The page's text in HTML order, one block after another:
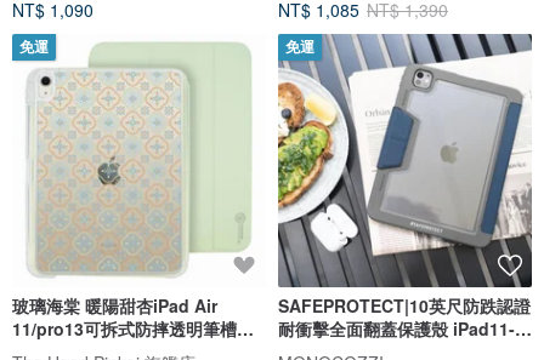
NT$ 1,090
NT$ 1,085 NT$ 1,390
免運
玻璃海棠 暖陽甜杏iPad Air
11/pro13可拆式防摔透明筆槽摺
套ipad
免運
SAFEPROTECT|10英尺防跌認證
耐衝擊全面翻蓋保護殼 iPad11-午
夜藍